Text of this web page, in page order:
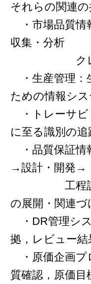
それらの関連
・市場品質情
収集・分析
クレーム処
・生産管理：
ための情報シ
・トレーサビ
に至る識別の
・品質保証情
→設計・開発→
工程設計・
の展開・関連づ
・DR管理シ
拠，レビュー
・原価企画プ
質確認，原価